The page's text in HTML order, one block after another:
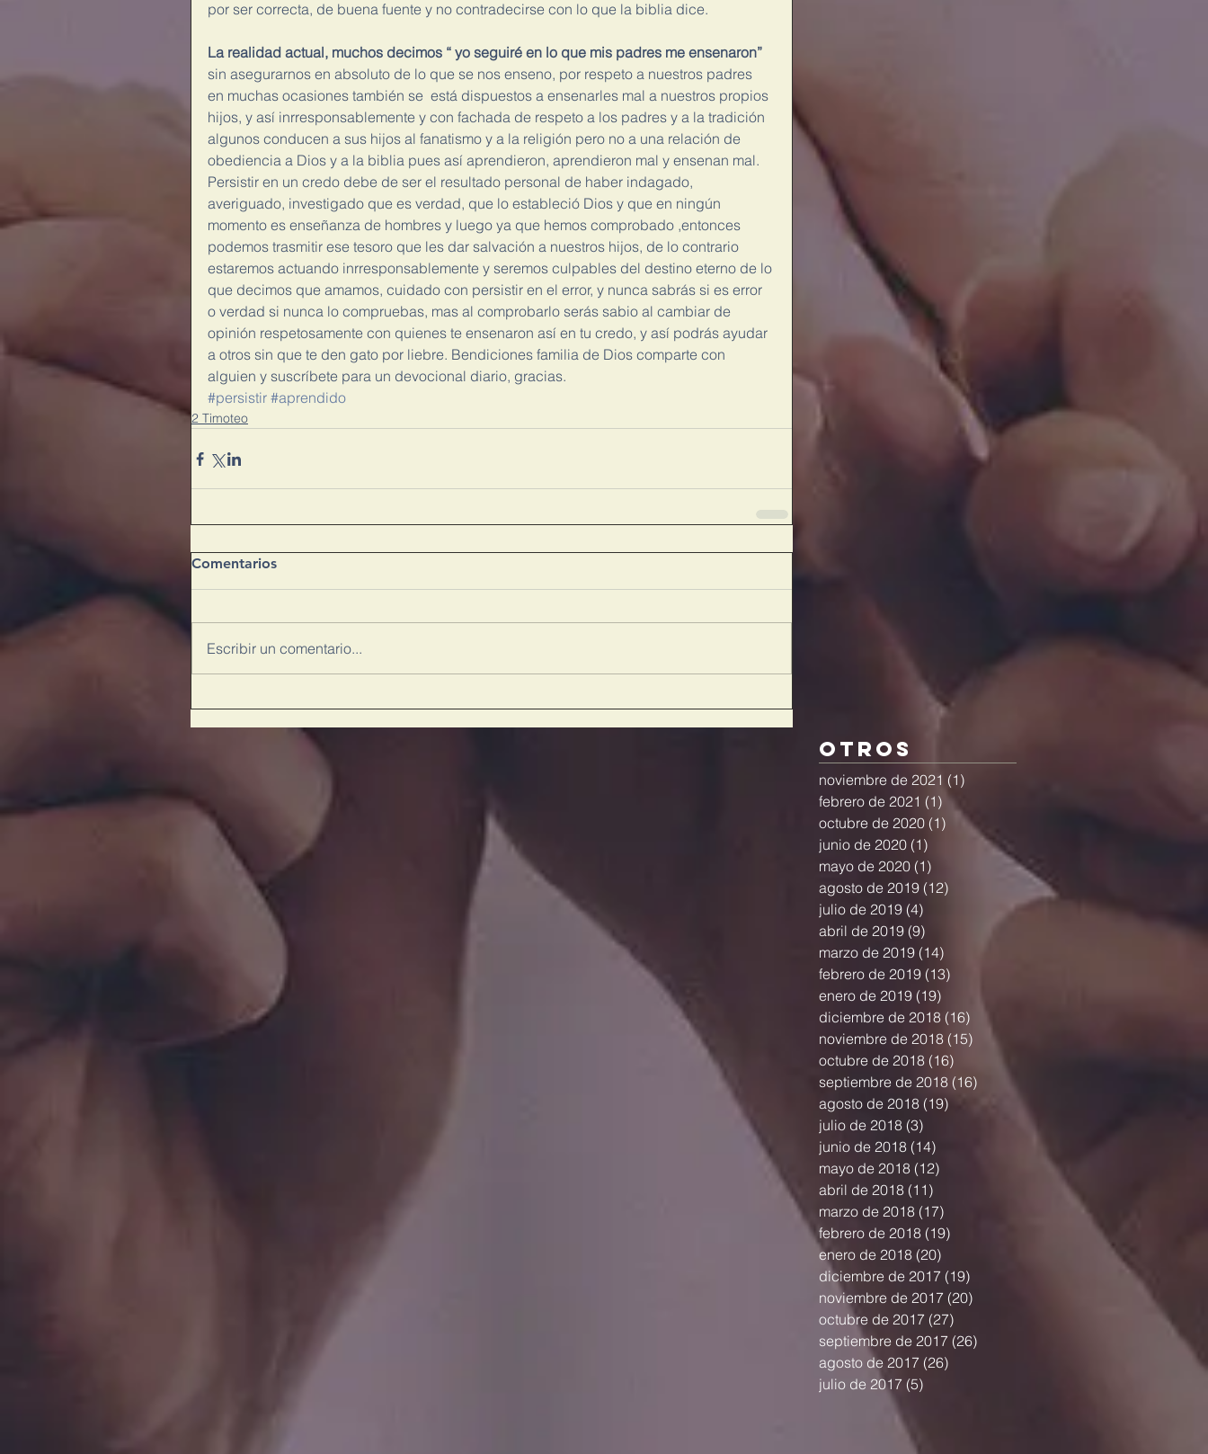
por ser correcta, de buena fuente y no contradecirse con lo que la biblia dice.
La realidad actual, muchos decimos “ yo seguiré en lo que mis padres me ensenaron”
sin asegurarnos en absoluto de lo que se nos enseno, por respeto a nuestros padres
en muchas ocasiones también se  está dispuestos a ensenarles mal a nuestros propios
hijos, y así inrresponsablemente y con fachada de respeto a los padres y a la tradición
algunos conducen a sus hijos al fanatismo y a la religión pero no a una relación de
obediencia a Dios y a la biblia pues así aprendieron, aprendieron mal y ensenan mal.
Persistir en un credo debe de ser el resultado personal de haber indagado,
averiguado, investigado que es verdad, que lo estableció Dios y que en ningún
momento es enseñanza de hombres y luego ya que hemos comprobado ,entonces
podemos trasmitir ese tesoro que les dar salvación a nuestros hijos, de lo contrario
estaremos actuando inrresponsablemente y seremos culpables del destino eterno de lo
que decimos que amamos, cuidado con persistir en el error, y nunca sabrás si es error
o verdad si nunca lo compruebas, mas al comprobarlo serás sabio al cambiar de
opinión respetosamente con quienes te ensenaron así en tu credo, y así podrás ayudar
a otros sin que te den gato por liebre. Bendiciones familia de Dios comparte con
alguien y suscríbete para un devocional diario, gracias.
#persistir #aprendido
2 Timoteo
Comentarios
Escribir un comentario...
Otros
noviembre de 2021 (1)
febrero de 2021 (1) 1 entrada
octubre de 2020 (1) 1 entrada
junio de 2020 (1) 1 entrada
mayo de 2020 (1)
agosto de 2019 (12)
julio de 2019 (4)
abril de 2019 (9)
marzo de 2019 (14)
febrero de 2019 (13)
enero de 2019 (19)
diciembre de 2018 (16)
noviembre de 2018 (15) 15 entradas
octubre de 2018 (16)
septiembre de 2018 (16)
agosto de 2018 (19)
julio de 2018 (3)
junio de 2018 (14)
mayo de 2018 (12)
abril de 2018 (11)
marzo de 2018 (17)
febrero de 2018 (19)
enero de 2018 (20)
diciembre de 2017 (19)
noviembre de 2017 (20)
octubre de 2017 (27)
septiembre de 2017 (26)
agosto de 2017 (26)
julio de 2017 (5)